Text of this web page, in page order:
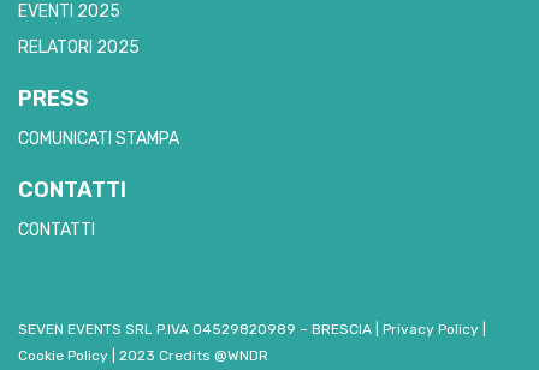
EVENTI 2025
RELATORI 2025
PRESS
COMUNICATI STAMPA
CONTATTI
CONTATTI
SEVEN EVENTS SRL P.IVA 04529820989 – BRESCIA Privacy Policy
Cookie Policy
2023 Credits @WNDR